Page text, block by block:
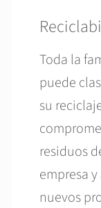
Toda la
puede
su
residuos
empresa
nuevos